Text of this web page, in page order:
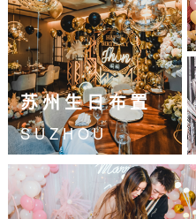
苏州生日布置
SUZHOU